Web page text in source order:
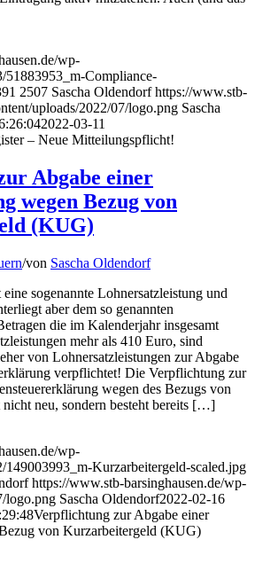
wp-
51883953_m-Compliance-
2507 Sascha Oldendorf https://www.stb-
uploads/2022/07/logo.png Sascha
2022-03-11
– Neue Mitteilungspflicht!
Abgabe einer
wegen Bezug von
(KUG)
/von Sascha Oldendorf
sogenannte Lohnersatzleistung und
aber dem so genannten
die im Kalenderjahr insgesamt
mehr als 410 Euro, sind
von Lohnersatzleistungen zur Abgabe
verpflichtet! Die Verpflichtung zur
wegen des Bezugs von
nicht neu, sondern besteht bereits […]
wp-
149003993_m-Kurzarbeitergeld-scaled.jpg
https://www.stb-barsinghausen.de/wp-
logo.png Sascha Oldendorf2022-02-16
Verpflichtung zur Abgabe einer
von Kurzarbeitergeld (KUG)